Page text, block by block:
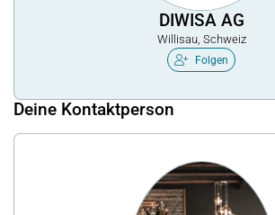
DIWISA AG
Willisau, Schweiz
Folgen
Deine Kontaktperson